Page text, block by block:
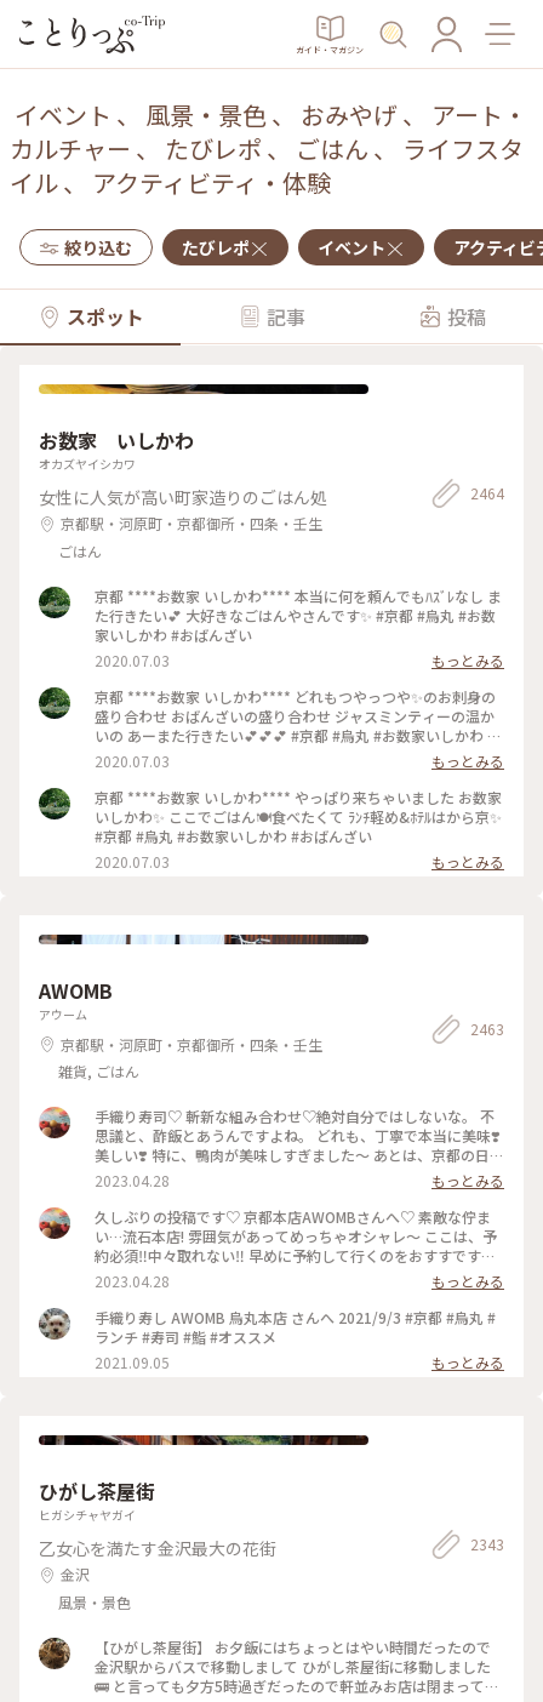
ガイド・マガジン
イベント 、 風景・景色、 おみやげ 、 アート・
カルチャー 、 たびレポ 、 ごはん 、 ライフスタ
イル、 アクティビティ・体験
絞り込む たびレポ イベント アクティビ
スポット 記事 投稿
お数家 いしかわ
オカズヤイシカワ
女性に人気が高い町家造りのごはん処
京都駅・河原町・京都御所・四条・壬生
ごはん
2464
京都 ****お数家 いしかわ**** 本当に何を頼んでもﾊｽﾞﾚなし ま
た行きたい💕 大好きなごはんやさんです✨ #京都 #烏丸 #お数
家いしかわ #おばんざい
2020.07.03
もっとみる
京都 ****お数家 いしかわ**** どれもつやっつや✨のお刺身の
盛り合わせ おばんざいの盛り合わせ ジャスミンティーの温か
いの あーまた行きたい💕💕💕 #京都 #烏丸 #お数家いしかわ #
おばんざい #お刺身 #刺盛り #おばんざい盛り合わせ
2020.07.03
もっとみる
京都 ****お数家 いしかわ**** やっぱり来ちゃいました お数家
いしかわ✨ ここでごはん🍽️食べたくて ﾗﾝﾁ軽め&ﾎﾃﾙはから京✨
#京都 #烏丸 #お数家いしかわ #おばんざい
2020.07.03
もっとみる
AWOMB
アウーム
京都駅・河原町・京都御所・四条・壬生
雑貨, ごはん
2463
手織り寿司♡ 斬新な組み合わせ♡絶対自分ではしないな。 不
思議と、酢飯とあうんですよね。 どれも、丁寧で本当に美味❣️
美しい❣️ 特に、鴨肉が美味しすぎました〜 あとは、京都の日本
酒🍶♡ 素敵時間でした〜 #わたしのことりっぷ旅 #AWOMB #
京都 #烏丸本店 #手織り寿司
2023.04.28
もっとみる
久しぶりの投稿です♡ 京都本店AWOMBさんへ♡ 素敵な佇ま
い…流石本店! 雰囲気があってめっちゃオシャレ〜 ここは、予
約必須‼︎中々取れない‼︎ 早めに予約して行くのをおすすです♡
GW人すごそうですね… #京都 #AWOMB #烏丸本店 #手織り寿
司
2023.04.28
もっとみる
手織り寿し AWOMB 烏丸本店 さんへ 2021/9/3 #京都 #烏丸 #
ランチ #寿司 #鮨 #オススメ
2021.09.05
もっとみる
ひがし茶屋街
ヒガシチャヤガイ
乙女心を満たす金沢最大の花街
金沢
風景・景色
2343
【ひがし茶屋街】 お夕飯にはちょっとはやい時間だったので
金沢駅からバスで移動しまして ひがし茶屋街に移動しました
🚌 と言っても夕方5時過ぎだったので軒並みお店は閉まってる